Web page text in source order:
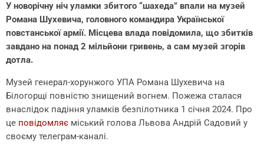
У новорічну ніч уламки збитого “шахеда” впали на музей
Романа Шухевича, головного командира Української
повстанської армії. Місцева влада повідомила, що збитків
завдано на понад 2 мільйони гривень, а сам музей згорів
дотла.
Музей генерал-хорунжого УПА Романа Шухевича на
Білогорщі повністю знищений вогнем. Пожежа сталася
внаслідок падіння уламків безпілотника 1 січня 2024. Про
це повідомляє міський голова Львова Андрій Садовий у
своєму телеграм-каналі.